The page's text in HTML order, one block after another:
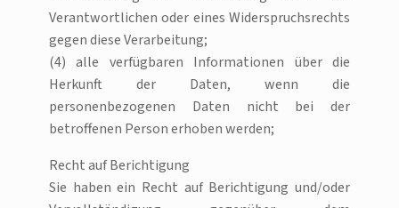
Verantwortlichen oder eines Widerspruchsrechts
gegen diese Verarbeitung;
(4) alle verfügbaren Informationen über die
Herkunft der Daten, wenn die
personenbezogenen Daten nicht bei der
betroffenen Person erhoben werden;
Recht auf Berichtigung
Sie haben ein Recht auf Berichtigung und/oder